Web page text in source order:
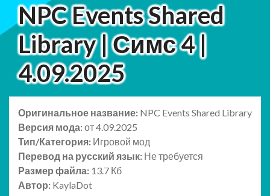
NPC Events Shared
Library | Симс 4 |
4.09.2025
Оригинальное название: NPC Events Shared Library
Версия мода:от 4.09.2025
Тип/Категория: Игровой мод
Перевод на русский язык: Не требуется
Размер файла: 13.7 Кб
Автор: KaylaDot